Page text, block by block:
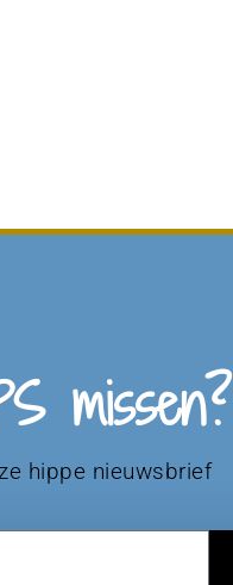
missen?
hippe nieuwsbrief